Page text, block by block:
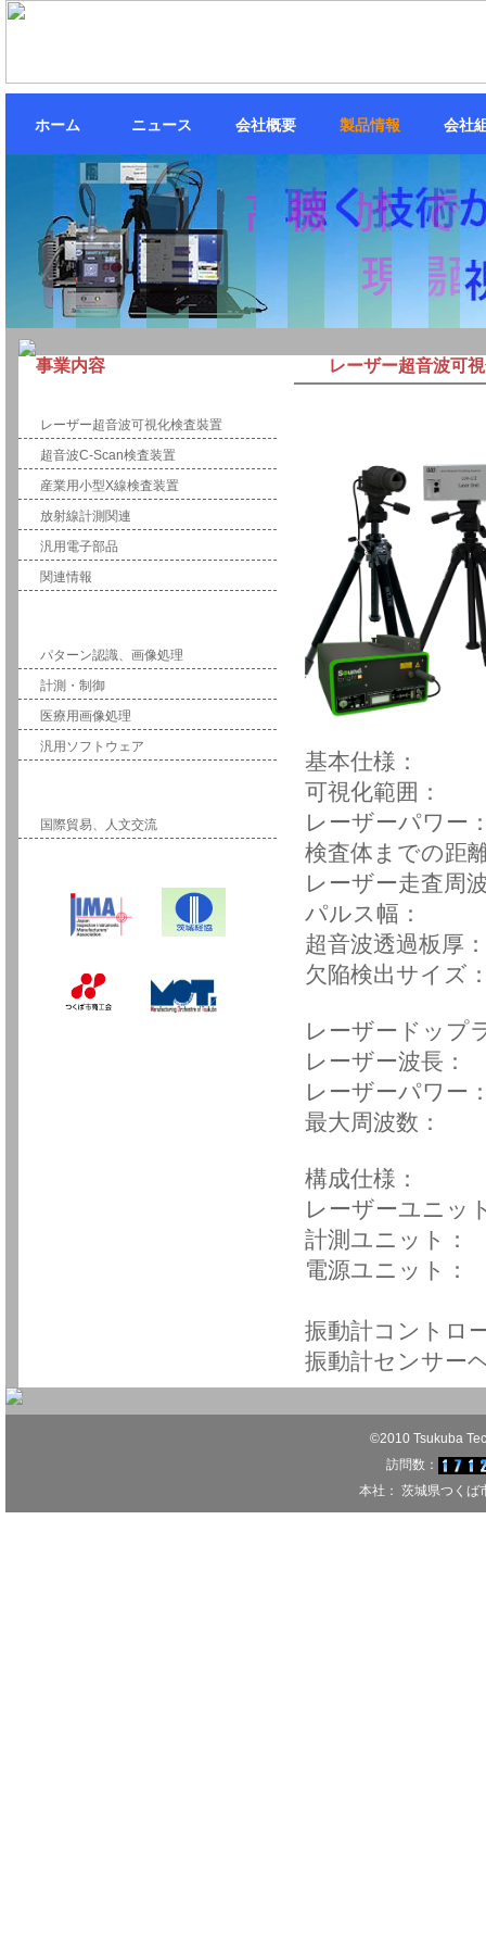
ホーム ニュース 会社概要 製品情報 会社
事業内容
レーザー超音波可視化検査裝置
超音波C-Scan検査装置
産業用小型X線検査装置
放射線計測関連
汎用電子部品
関連情報
パターン認識、画像処理
計測・制御
医療用画像処理
汎用ソフトウェア
国際貿易、人文交流
レーザー超音波可
基本仕様：
可視化範囲
レーザーパワ
検査体までの
レーザー走査
パルス幅
超音波透過板
欠陥検出サイ
レーザードップ
レーザー波長
レーザーパワ
最大周波数
構成仕様：
レーザーユニ
計測ユニット
電源ユニット
振動計コントロ
振動計センサー
©2010 Tsukuba
訪問数：
本社： 茨城県つく